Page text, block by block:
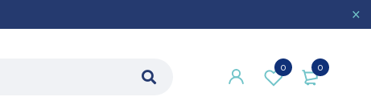
0
0